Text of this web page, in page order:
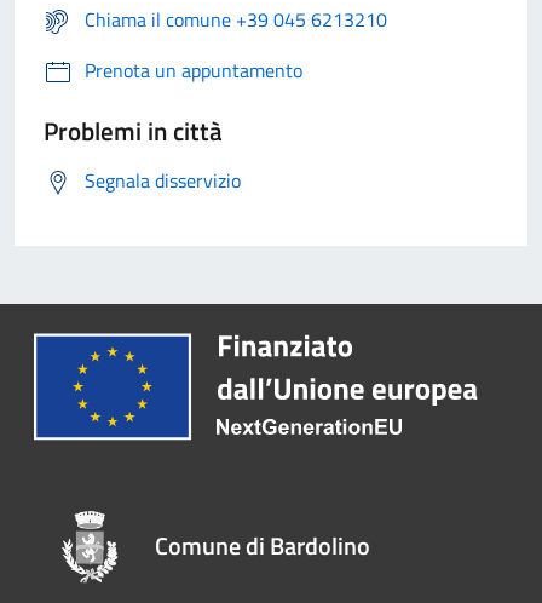
Chiama il comune +39 045 6213210
Prenota un appuntamento
Problemi in città
Segnala disservizio
Comune di Bardolino